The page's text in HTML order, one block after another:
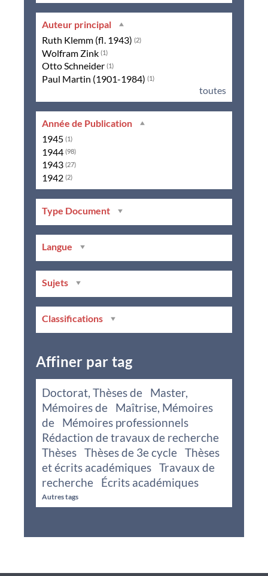
Auteur principal
Ruth Klemm (fl. 1943) (2)
Wolfram Zink (1)
Otto Schneider (1)
Paul Martin (1901-1984) (1)
toutes
Année de Publication
1945 (1)
1944 (98)
1943 (27)
1942 (2)
Type Document
Langue
Sujets
Classifications
Affiner par tag
Doctorat, Thèses de
Master,
Mémoires de
Maîtrise, Mémoires
de
Mémoires professionnels
Rédaction de travaux de recherche
Thèses Thèses de 3e cycle Thèses
et écrits académiques Travaux de
recherche
Écrits académiques
Autres tags